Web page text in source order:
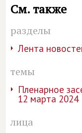
См. также
разделы
Лента
темы
Пленарное
12 марта 2024
лица